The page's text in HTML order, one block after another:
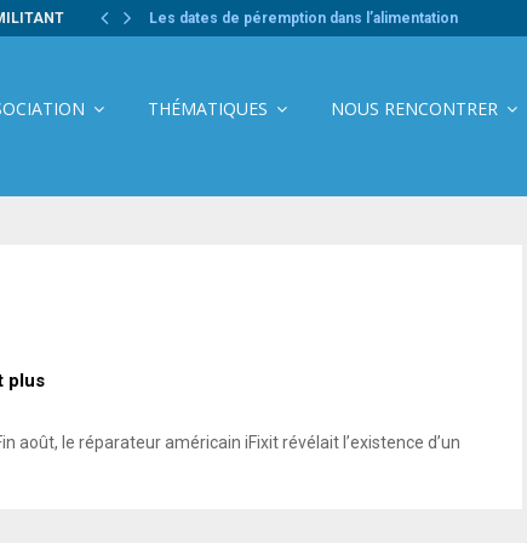
Les dates de péremption dans l’alimentation
THÉMATIQUES NOUS RENCONTRER
plus
août, le réparateur américain iFixit révélait l’existence d’un